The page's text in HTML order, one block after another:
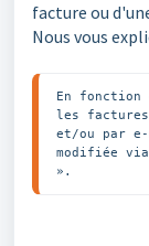
facture ou
Nous vous
En fonction
les
et/ou par
modifiée
».